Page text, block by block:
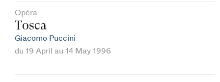
Opéra
Tosca
Giacomo Puccini
du 19 April au 14 May 1996